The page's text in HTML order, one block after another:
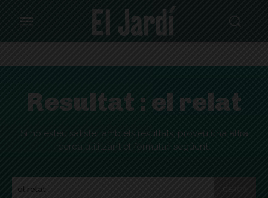
Resultat : el relat
Si no esteu satisfet amb els resultats, proveu una altra
cerca utilitzant el formulari següent: